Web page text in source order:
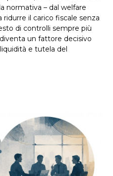
normativa – dal welfare
ridurre il carico fiscale senza
di controlli sempre più
un fattore decisivo
e tutela del